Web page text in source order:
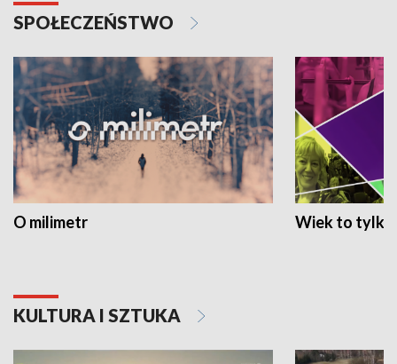
SPOŁECZEŃSTWO
O milimetr Wiek to tylko
KULTURA I SZTUKA